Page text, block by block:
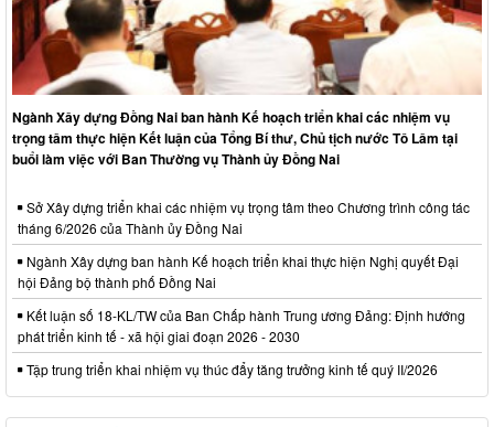
Ngành Xây dựng Đồng Nai ban hành Kế hoạch triển khai các nhiệm vụ
trọng tâm thực hiện Kết luận của Tổng Bí thư, Chủ tịch nước Tô Lâm tại
buổi làm việc với Ban Thường vụ Thành ủy Đồng Nai
Sở Xây dựng triển khai các nhiệm vụ trọng tâm theo Chương trình công tác
tháng 6/2026 của Thành ủy Đồng Nai
Ngành Xây dựng ban hành Kế hoạch triển khai thực hiện Nghị quyết Đại
hội Đảng bộ thành phố Đồng Nai
Kết luận số 18-KL/TW của Ban Chấp hành Trung ương Đảng: Định hướng
phát triển kinh tế - xã hội giai đoạn 2026 - 2030
Tập trung triển khai nhiệm vụ thúc đẩy tăng trưởng kinh tế quý II/2026